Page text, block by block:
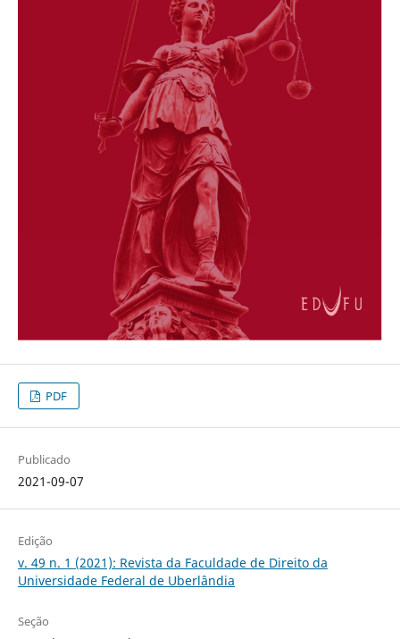
PDF
Publicado
2021-09-07
Edição
v. 49 n. 1 (2021): Revista da Faculdade de Direito da
Universidade Federal de Uberlândia
Seção